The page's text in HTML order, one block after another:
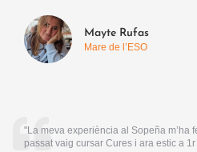
Mayte Rufas
Mare de l’ESO
"La meva experiència al Sopeña m’ha
passat vaig cursar Cures i ara estic a